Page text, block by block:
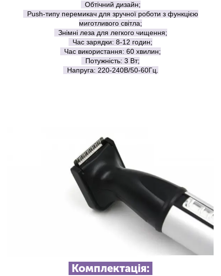
Обтічний дизайн;
Push-типу перемикач для зручної роботи з функцією
миготливого світла;
Знімні леза для легкого чищення;
Час зарядки: 8-12 годин;
Час використання: 60 хвилин;
Потужність: 3 Вт;
Напруга: 220-240В/50-60Гц.
Комплектація: